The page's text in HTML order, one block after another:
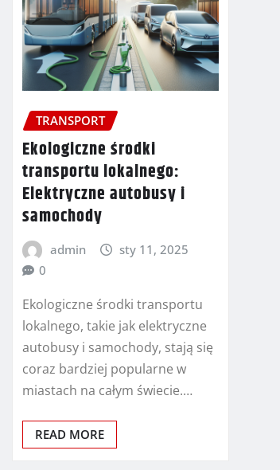
TRANSPORT
Ekologiczne środki
transportu lokalnego:
Elektryczne autobusy i
samochody
admin
sty 11, 2025
0
Ekologiczne środki transportu
lokalnego, takie jak elektryczne
autobusy i samochody, stają się
coraz bardziej popularne w
miastach na całym świecie.…
READ MORE